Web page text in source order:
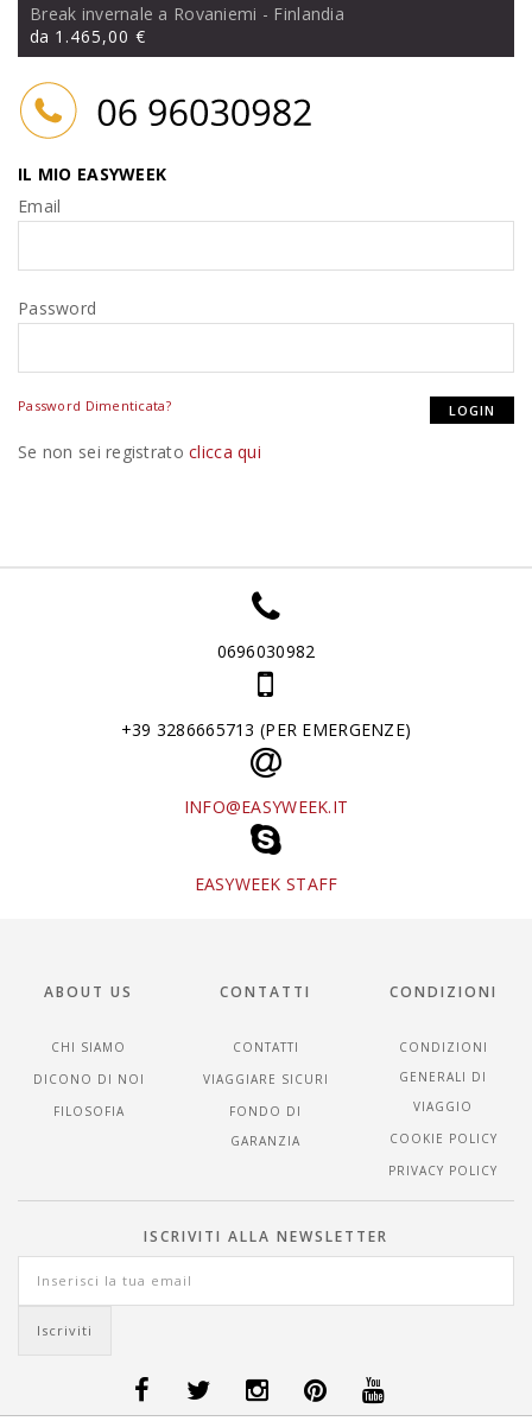
Break invernale a Rovaniemi - Finlandia
da 1.465,00 €
IL MIO EASYWEEK
Email
Password
Password Dimenticata?
Se non sei registratoclicca qui
0696030982
+39 3286665713 (PER EMERGENZE)
INFO@EASYWEEK.IT
EASYWEEK STAFF
ABOUT US
CHI SIAMO
DICONO DI NOI
FILOSOFIA
CONTATTI
CONTATTI
VIAGGIARE SICURI
FONDO DI
GARANZIA
CONDIZIONI
CONDIZIONI
GENERALI DI
VIAGGIO
COOKIE POLICY
PRIVACY POLICY
ISCRIVITI ALLA NEWSLETTER